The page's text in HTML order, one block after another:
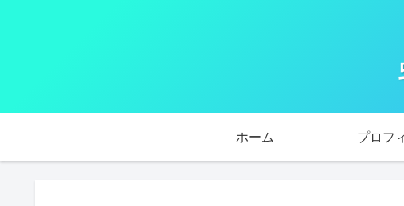
ホーム プロフ